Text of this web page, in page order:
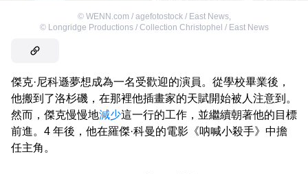
© WENN.com / agefotostock / East News,
© Longridge Productions / Collection Christophel / East News
傑克·尼科遜夢想成為一名受歡迎的演員。從學校畢業後，
他搬到了洛杉磯，在那裡他插畫家的天賦開始被人注意到。
然而，傑克慢慢地減少這一行的工作，並繼續朝著他的目標
前進。4 年後，他在羅傑·科曼的電影《呐喊小殺手》中擔
任主角。